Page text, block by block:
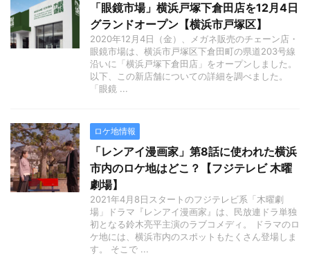
「眼鏡市場」横浜戸塚下倉田店を12月4日
グランドオープン【横浜市戸塚区】
2020年12月4日（金）、メガネ販売のチェーン店・
眼鏡市場は、横浜市戸塚区下倉田町の県道203号線
沿いに「横浜戸塚下倉田店」をオープンしました。
以下、この新店舗についての詳細を調べました。
「眼鏡 ...
ロケ地情報
「レンアイ漫画家」第8話に使われた横浜
市内のロケ地はどこ？【フジテレビ 木曜
劇場】
2021年4月8日スタートのフジテレビ系「木曜劇
場」ドラマ『レンアイ漫画家』は、民放連ドラ単独
初となる鈴木亮平主演のラブコメディ。 ドラマのロ
ケ地には、横浜市内のスポットもたくさん登場しま
す。 そこで ...